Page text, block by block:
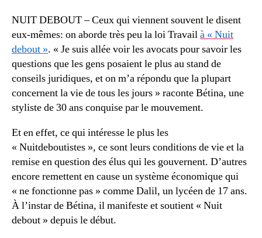
NUIT DEBOUT – Ceux qui viennent souvent le disent
eux-mêmes: on aborde très peu la loi Travailà « Nuit
debout ». « Je suis allée voir les avocats pour savoir les
questions que les gens posaient le plus au stand de
conseils juridiques, et on m’a répondu que la plupart
concernent la vie de tous les jours » raconte Bétina, une
styliste de 30 ans conquise par le mouvement.
Et en effet, ce qui intéresse le plus les
« Nuitdeboutistes », ce sont leurs conditions de vie et la
remise en question des élus qui les gouvernent. D’autres
encore remettent en cause un système économique qui
« ne fonctionne pas » comme Dalil, un lycéen de 17 ans.
À l’instar de Bétina, il manifeste et soutient « Nuit
debout » depuis le début.